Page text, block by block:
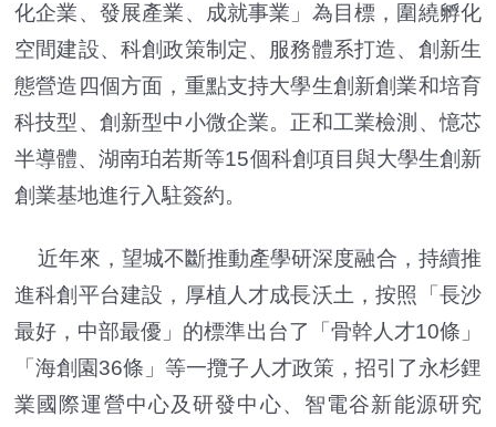
化企業、發展產業、成就事業」為目標，圍繞孵化
空間建設、科創政策制定、服務體系打造、創新生
態營造四個方面，重點支持大學生創新創業和培育
科技型、創新型中小微企業。正和工業檢測、憶芯
半導體、湖南珀若斯等15個科創項目與大學生創新
創業基地進行入駐簽約。
近年來，望城不斷推動產學研深度融合，持續推
進科創平台建設，厚植人才成長沃土，按照「長沙
最好，中部最優」的標準出台了「骨幹人才10條」
「海創園36條」等一攬子人才政策，招引了永杉鋰
業國際運營中心及研發中心、智電谷新能源研究